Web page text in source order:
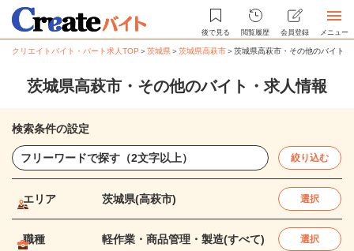
後で見る 閲覧履歴 会員登録 メニュー
クリエイトバイト・パート求人TOP ＞茨城県＞茨城県高萩市＞茨城県高萩市・その他のバイト
茨城県高萩市・その他のバイト・求人情報
検索条件の設定
絞り込む
エリア 茨城県(高萩市) 選択
職種 軽作業・商品管理・製造(すべて) 選択